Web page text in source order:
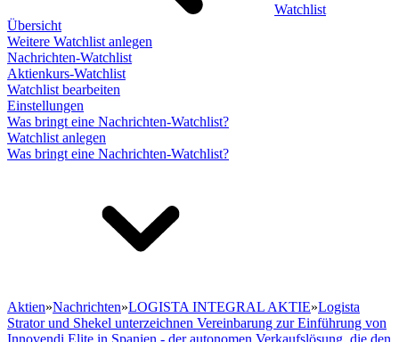
Watchlist
Übersicht
Weitere Watchlist anlegen
Nachrichten-Watchlist
Aktienkurs-Watchlist
Watchlist bearbeiten
Einstellungen
Was bringt eine Nachrichten-Watchlist?
Watchlist anlegen
Was bringt eine Nachrichten-Watchlist?
Aktien»Nachrichten»LOGISTA INTEGRAL AKTIE»Logista
Strator und Shekel unterzeichnen Vereinbarung zur Einführung von
Innovendi Elite in Spanien - der autonomen Verkaufslösung, die den